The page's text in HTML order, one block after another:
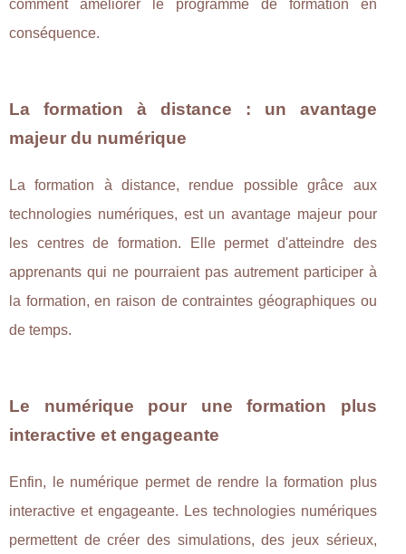
comment améliorer le programme de formation en
conséquence.
La formation à distance : un avantage
majeur du numérique
La formation à distance, rendue possible grâce aux
technologies numériques, est un avantage majeur pour
les centres de formation. Elle permet d'atteindre des
apprenants qui ne pourraient pas autrement participer à
la formation, en raison de contraintes géographiques ou
de temps.
Le numérique pour une formation plus
interactive et engageante
Enfin, le numérique permet de rendre la formation plus
interactive et engageante. Les technologies numériques
permettent de créer des simulations, des jeux sérieux,